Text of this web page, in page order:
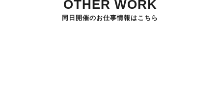
OTHER WORK
同日開催のお仕事情報はこちら